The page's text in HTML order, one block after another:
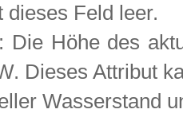
dieses Feld leer.
Die Höhe des
Dieses Attribut
Wasserstand